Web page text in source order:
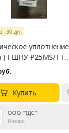
: 30 дн.
уплотнение
ГШНУ P25MS/TT
22451, H22451,
13)
Купить
ООО "ТДС"
Ижевск